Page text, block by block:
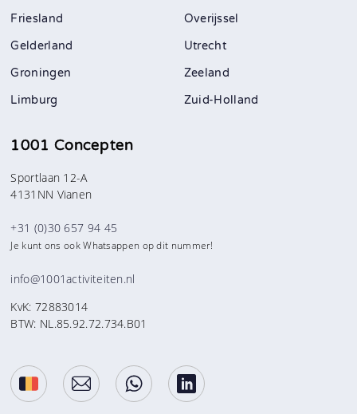
Friesland
Gelderland
Groningen
Limburg
Overijssel
Utrecht
Zeeland
Zuid-Holland
1001 Concepten
Sportlaan 12-A
4131NN Vianen
+31 (0)30 657 94 45
Je kunt ons ook Whatsappen op dit nummer!
info@1001activiteiten.nl
KvK: 72883014
BTW: NL.85.92.72.734.B01